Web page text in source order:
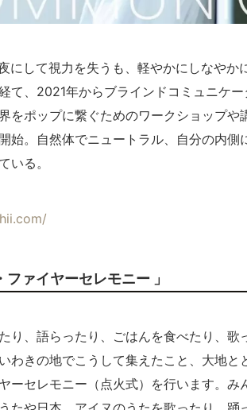
にして視力を失うも、軽やかにしなやか
て、2021年からブラインドコミュニケ
をポップに繋ぐためのワークショップ
始。自然体でニュートラル、自分の内側
いる。
ァイヤーセレモニー 」
り、語らったり、ごはんを食べたり、
わきの地でこうして集えたこと、大地
ーセレモニー（点火式）を行います。